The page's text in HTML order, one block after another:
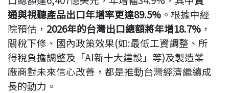
通與視聽產品出口年增率更達89.5% 。根據中經
院預估， 2026年的台灣出口總額將年增18.7% ，
關稅下修、國內政策效果(如:最低工資調整、所
得稅負擔調整及「AI新十大建設」等)及製造業
廠商對未來信心改善，都是推動台灣經濟繼續成
長的動力。